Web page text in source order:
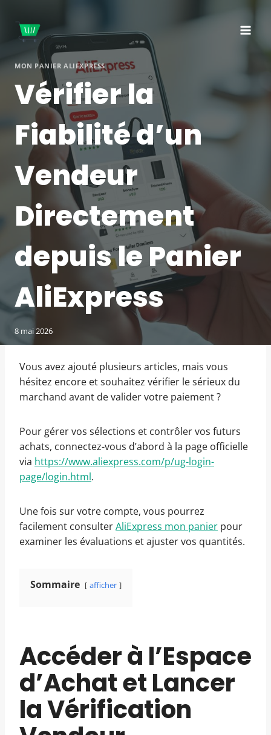
contenu
MON PANIER ALIEXPRESS
Vérifier la
Fiabilité d’un
Vendeur
Directement
depuis le Panier
AliExpress
8 mai 2026
Vous avez ajouté plusieurs articles, mais vous
hésitez encore et souhaitez vérifier le sérieux du
marchand avant de valider votre paiement ?
Pour gérer vos sélections et contrôler vos futurs
achats, connectez-vous d’abord à la page officielle
via https://www.aliexpress.com/p/ug-login-
page/login.html.
Une fois sur votre compte, vous pourrez
facilement consulterAliExpress mon panier pour
examiner les évaluations et ajuster vos quantités.
Sommaire afficher
Accéder à l’Espace
d’Achat et Lancer
la Vérification